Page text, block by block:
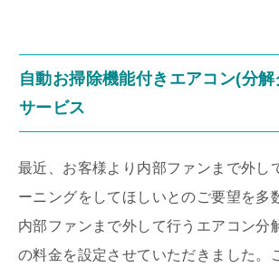
自動お掃除機能付きエアコン(分
サービス
最近、お客様より内部ファンまで外し
ーニングをしてほしいとのご要望を多
内部ファンまで外して行うエアコン分
の料金を設定させていただきました。